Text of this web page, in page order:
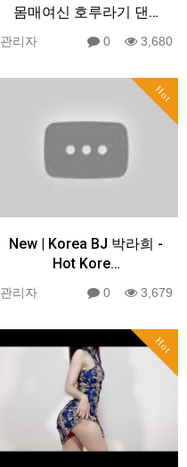
몸매여신 호루라기 댄…
관리자 0 3,680
Hot
New | Korea BJ 박라희 -
Hot Kore…
관리자 0 3,679
Hot